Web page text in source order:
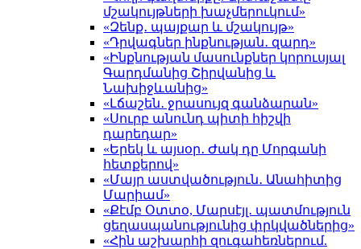
մշակույթների խաչմերուկում»
«Զենք․ պայքար և մշակույթ»
«Դրվագներ ինքնության․ զարդ»
«Ինքնության մասունքներ կորուսյալ
Գարդմանից Շիրվանից և
Նախիջևանից»
«Լճաշեն․ ջրասույզ գանձարան»
«Սուրբ անունդ պիտի հիշվի
դարեդար»
«Երեկ և այսօր․ Ժակ դը Մորգանի
հետքերով»
«Մայր աստվածություն․ Անահիտից
Մարիամ»
«Քէմբ Օտտօ, Մարսէյլ․ պատմություն
ցեղասպանությունից փրկվածներից»
«Հին աշխարհի զուգահեռներում.